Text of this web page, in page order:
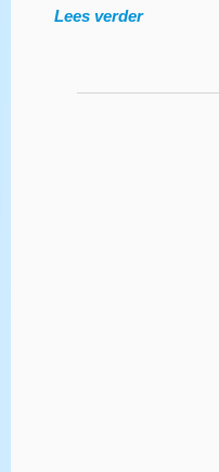
Lees verder